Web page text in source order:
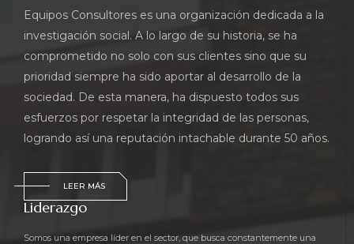
Equipos Consultores es una organización dedicada a la
investigación social. A lo largo de su historia, se ha
comprometido no solo con sus clientes sino que su
prioridad siempre ha sido aportar al desarrollo de la
sociedad. De esta manera, ha dispuesto todos sus
esfuerzos por respetar la integridad de las personas,
logrando así una reputación intachable durante 50 años.
LEER MÁS
Liderazgo
Somos una empresa líder en el sector, que busca constantemente una